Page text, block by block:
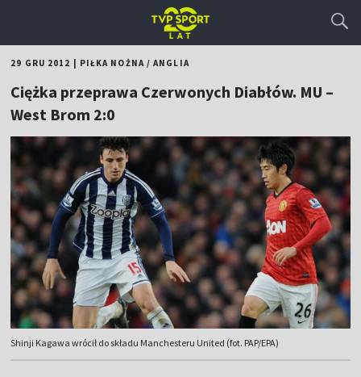
29 GRU 2012 PIŁKA NOŻNA/ANGLIA
Ciężka przeprawa Czerwonych Diabłów. MU –
West Brom 2:0
Shinji Kagawa wrócił do składu Manchesteru United (fot. PAP/EPA)